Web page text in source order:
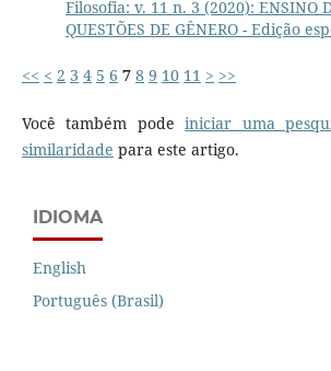
Filosofia: v. 11 n. 3 (2020): ENSINO
QUESTÕES DE GÊNERO - Edição
<< < 2 3 4 5 6 7 8 9 10 11 > >>
Você também podeiniciar uma
similaridade para este artigo.
IDIOMA
English
Português (Brasil)